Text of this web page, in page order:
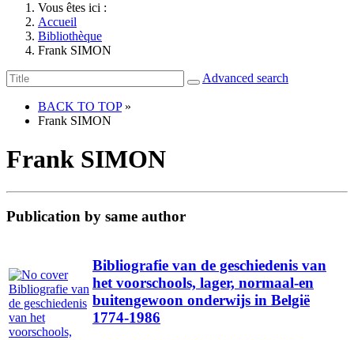
Vous êtes ici :
Accueil
Bibliothèque
Frank SIMON
Advanced search
BACK TO TOP»
Frank SIMON
Frank SIMON
Publication by same author
Bibliografie van de geschiedenis van
het voorschools, lager, normaal-en
buitengewoon onderwijs in België
1774-1986